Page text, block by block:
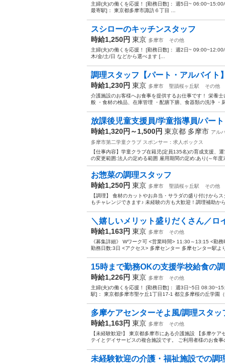
主婦(夫)の働くを応援！ [勤務日数]： 週5日~
最寄駅]： 東京都多摩市諏訪６丁目 ...
スシローのキッチンスタッフ
時給1,250円 東京 多摩市
その他
主婦(夫)の働くを応援！ [勤務日数]： 週2日~
木/金/土/日 などから選べます [...
調理スタッフ【パート・アルバイト】
時給1,230円 東京 多摩市 聖蹟桜ヶ丘駅
その他
介護施設のお客様へお食事を提供するお仕事です！ 栄養
般 ・食材の検品、在庫管理 ・配膳下膳、食器類の洗浄
放課後児童支援員/学童指導員/パー
時給1,320円～1,500円 東京都 多摩市 アル
多摩市第二学童クラブ スポンサー：求人ボックス
【仕事内容】学童クラブ在籍児(定員135名)の育成支援、
の変更範囲:法人の定める範囲 雇用期間の定め:あり(～年
お惣菜の調理スタッフ
時給1,250円 東京 多摩市 聖蹟桜ヶ丘駅
その他
【調理】 食材のカットやお弁当・サラダの盛り付けから
もチャレンジできます♪ 未経験の方も大歓迎！調理補助か
＼嬉しいメリット盛りだくさん／ロ
時給1,163円 東京 多摩市
その他
《募集詳細》 Wワーク可 <営業時間> 11:30～13:15 <勤
勤務日数:3日 <アクセス> 多摩センター 多摩センター駅よ
15時まで勤務OKの支援学校給食の
時給1,226円 東京 多摩市
その他
主婦(夫)の働くを応援！ [勤務日数]： 週3日~5日
駅]： 東京都多摩市聖ケ丘1丁目17-1 都立多摩桜の丘学園（
多摩ケアセンターそよ風/調理スタッ
時給1,163円 東京 多摩市
その他
【未経験歓迎!】 東京都多摩市にある介護施設 【多摩ケ
テイとデイサービスの複合施設です。 ご利用者様のお食
未経験歓迎の介護・福祉施設での調